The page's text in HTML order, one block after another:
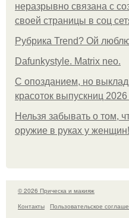
неразрывно связана с
своей страницы в соц
Рубрика Trend? Ой
Dafunkystyle. Matrix neo.
С опозданием, но
красоток выпускниц 2026
Нельзя забывать о том,
оружие в руках у женщин!
© 2026 Прическа и макияж
Контакты
Пользовательское